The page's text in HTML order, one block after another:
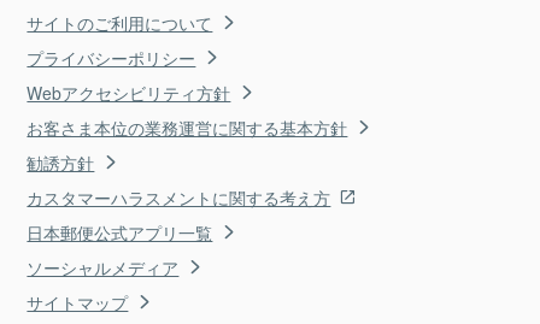
サイトのご利用について
プライバシーポリシー
Webアクセシビリティ方針
お客さま本位の業務運営に関する基本方針
勧誘方針
カスタマーハラスメントに関する考え方
日本郵便公式アプリ一覧
ソーシャルメディア
サイトマップ